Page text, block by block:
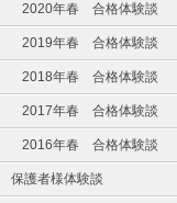
2020年春 合格体験談
2019年春 合格体験談
2018年春 合格体験談
2017年春 合格体験談
2016年春 合格体験談
保護者様体験談